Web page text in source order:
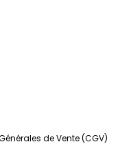
de Vente (CGV)